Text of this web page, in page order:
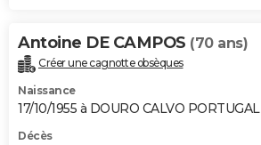
Antoine DE CAMPOS (70 ans)
Créer une cagnotte obsèques
Naissance
17/10/1955 à DOURO CALVO PORTUGAL
Décès